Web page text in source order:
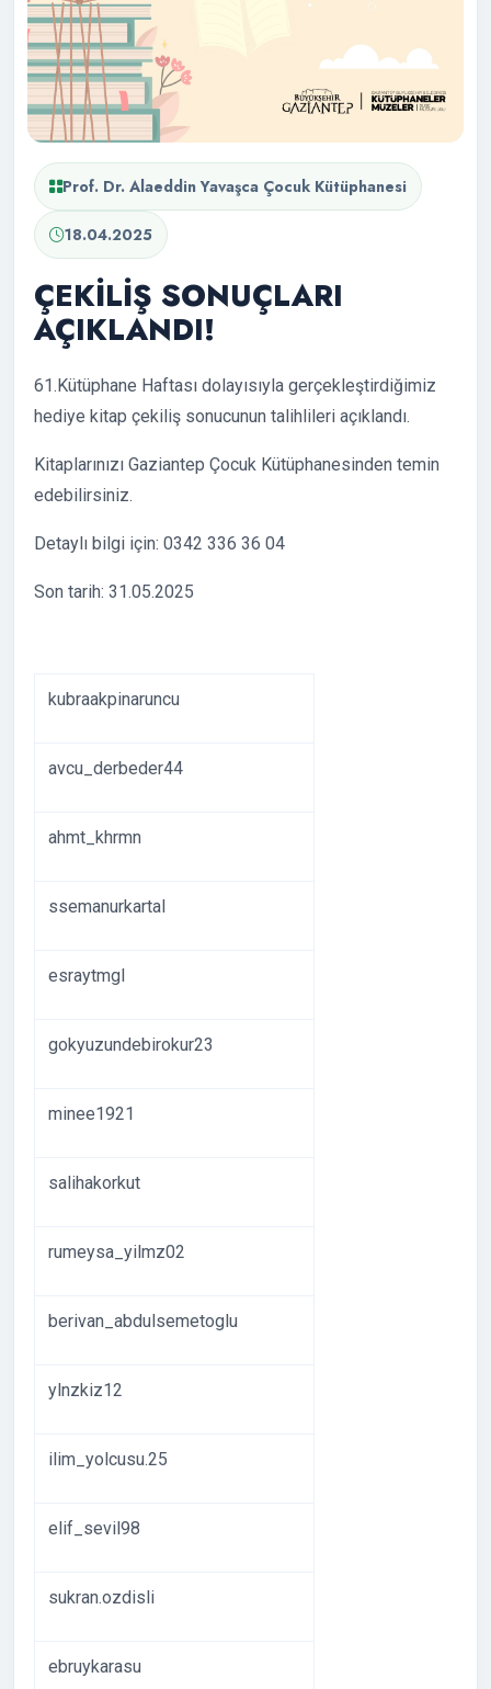
Prof. Dr. Alaeddin Yavaşca Çocuk Kütüphanesi
18.04.2025
ÇEKİLİŞ SONUÇLARI
AÇIKLANDI!
61.Kütüphane Haftası dolayısıyla gerçekleştirdiğimiz
hediye kitap çekiliş sonucunun talihlileri açıklandı.
Kitaplarınızı Gaziantep Çocuk Kütüphanesinden temin
edebilirsiniz.
Detaylı bilgi için: 0342 336 36 04
Son tarih: 31.05.2025
kubraakpinaruncu
avcu_derbeder44
ahmt_khrmn
ssemanurkartal
esraytmgl
gokyuzundebirokur23
minee1921
salihakorkut
rumeysa_yilmz02
berivan_abdulsemetoglu
ylnzkiz12
ilim_yolcusu.25
elif_sevil98
sukran.ozdisli
ebruykarasu